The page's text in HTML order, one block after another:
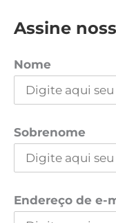
Assine
Nome
Sobrenome
Endereço de e-